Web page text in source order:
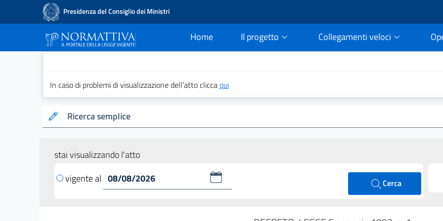
Presidenza del Consiglio dei Ministri
Home
current Il progetto Collegamenti veloci
In caso di problemi di visualizzazione dell’atto cliccaqui
Ricerca semplice
stai visualizzando l'atto
vigente al
Cerca